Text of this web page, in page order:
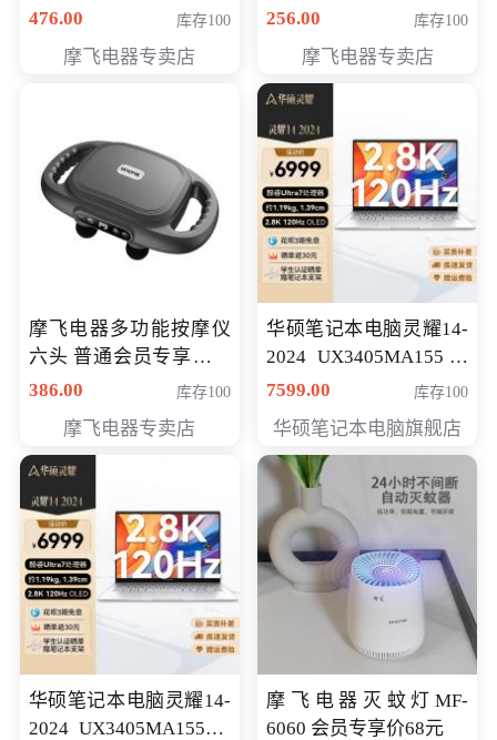
价298元
476.00 库存100
摩飞电器专卖店
员专享价格118元
256.00 库存100
摩飞电器专卖店
摩飞电器多功能按摩仪
六头 普通会员专享价格
199元
386.00 库存100
摩飞电器专卖店
华硕笔记本电脑灵耀14-
2024 UX3405MA155冰
川银 oled 智慧轻薄本 会
7599.00 库存100
华硕笔记本电脑旗舰店
华硕笔记本电脑灵耀14-
2024 UX3405MA155夜
摩飞电器灭蚊灯MF-
6060 会员专享价68元